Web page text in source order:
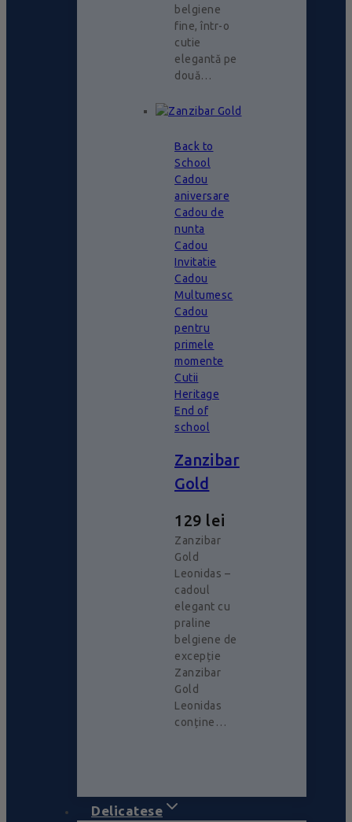
belgiene
fine, într-o
cutie
elegantă pe
două…
Back to
School
Cadou
aniversare
Cadou de
nunta
Cadou
Invitatie
Cadou
Multumesc
Cadou
pentru
primele
momente
Cutii
Heritage
End of
school
Zanzibar
Gold
129 lei
Zanzibar
Gold
Leonidas –
cadoul
elegant cu
praline
belgiene de
excepție
Zanzibar
Gold
Leonidas
conține…
Delicatese